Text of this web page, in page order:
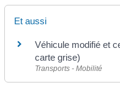
Et aussi
Véhicule modifié et
carte grise)
Transports - Mobilité